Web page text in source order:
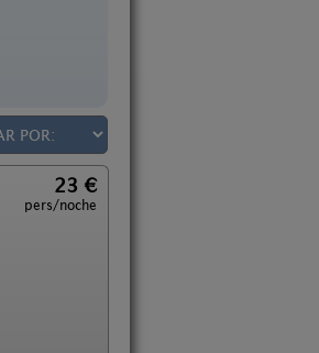
23 €
pers/noche